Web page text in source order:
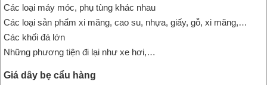
Các loại máy móc, phụ tùng khác nhau
Các loại sản phẩm xi măng, cao su, nhựa, giấy, gỗ, xi măng,…
Các khối đá lớn
Những phương tiện đi lại như xe hơi,…
Giá dây bẹ cẩu hàng